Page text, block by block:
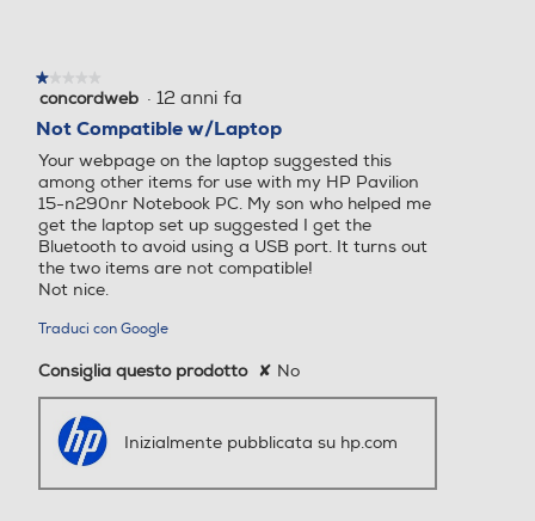
★★★★★
★★★★★
1
5
stelle.
concordweb · 12 anni fa
Not Compatible w/Laptop
Your webpage on the laptop suggested this
among other items for use with my HP Pavilion
15-n290nr Notebook PC. My son who helped me
get the laptop set up suggested I get the
Bluetooth to avoid using a USB port. It turns out
the two items are not compatible!
Not nice.
Traduci con Google
Consiglia questo prodotto ✘ No
Inizialmente pubblicata su hp.com